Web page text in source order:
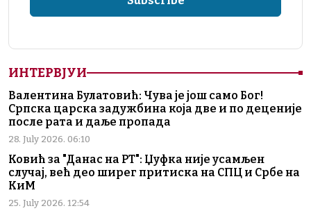
ИНТЕРВЈУИ
Валентина Булатовић: Чува је још само Бог!
Српска царска задужбина која две и по деценије
после рата и даље пропада
28. July 2026. 06:10
Ковић за "Данас на РТ": Џуфка није усамљен
случај, већ део ширег притиска на СПЦ и Србе на
КиМ
25. July 2026. 12:54